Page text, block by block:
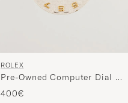
ROLEX
Pre-Owned Computer Dial 5
ref G/S
400€